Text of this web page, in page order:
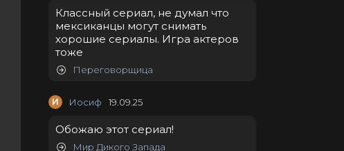
Классный сериал, не думал что
мексиканцы могут снимать
хорошие сериалы. Игра актеров
тоже
Переговорщица
И Иосиф 19.09.25
Обожаю этот сериал!
Мир Дикого Запада